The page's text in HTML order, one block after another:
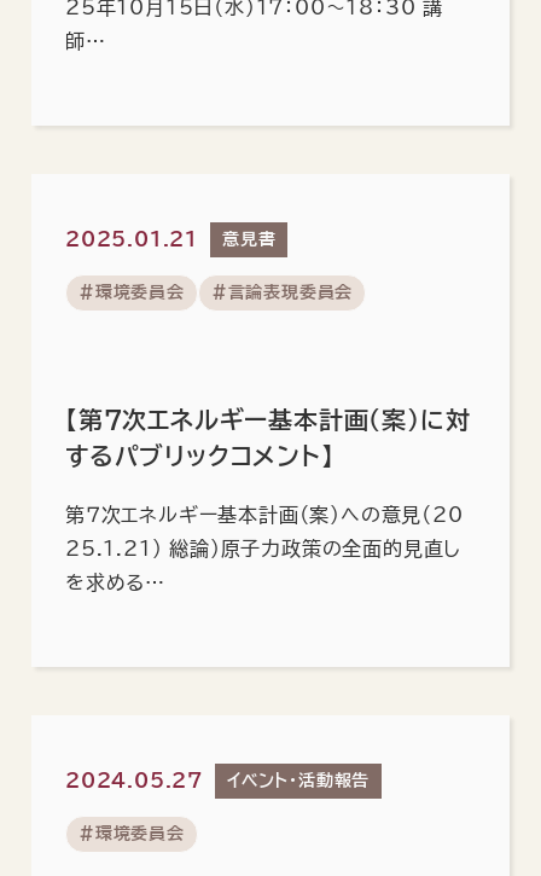
25年10月15日（水）17：00～18：30 講
師…
2025.01.21 意見書
#環境委員会 #言論表現委員会
【第7次エネルギー基本計画（案）に対
するパブリックコメント】
第７次エネルギー基本計画（案）への意見（20
25.1.21） 総論）原子力政策の全面的見直し
を求める…
2024.05.27 イベント・活動報告
#環境委員会